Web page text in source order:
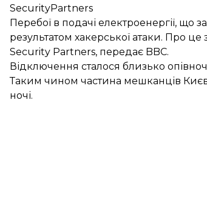
SecurityPartners
Перебої в подачі електроенергії, що
результатом хакерської атаки. Про
Security Partners, передає BBC.
Відключення сталося близько
Таким чином частина мешканців
ночі.